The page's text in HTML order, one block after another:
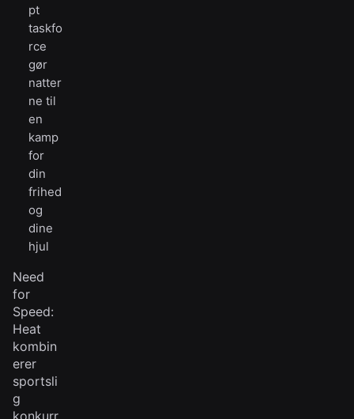
pt
taskfo
rce
gør
natter
ne til
en
kamp
for
din
frihed
og
dine
hjul
Need
for
Speed:
Heat
kombin
erer
sportsli
g
konkurr